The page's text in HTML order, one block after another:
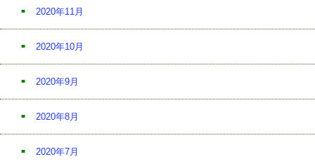
2020年11月
2020年10月
2020年9月
2020年8月
2020年7月